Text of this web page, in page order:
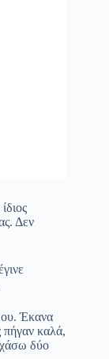
Δεν
Έκανα
πήγαν καλά,
δύο